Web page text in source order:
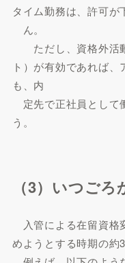
タイム勤務は、許可
ん。
ただし、資格外活
ト）が有効であれば
も、内
定先で正社員として
う。
（3）いつご
入管による在留資格
めようとする時期の約